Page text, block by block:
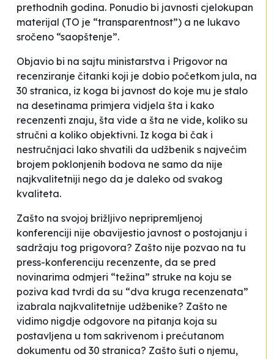
prethodnih godina. Ponudio bi javnosti cjelokupan
materijal (TO je “transparentnost”) a ne lukavo
sročeno “saopštenje”.
Objavio bi na sajtu ministarstva i Prigovor na
recenziranje čitanki koji je dobio početkom jula, na
30 stranica, iz koga bi javnost do koje mu je stalo
na desetinama primjera vidjela šta i kako
recenzenti znaju, šta vide a šta ne vide, koliko su
stručni a koliko objektivni. Iz koga bi čak i
nestručnjaci lako shvatili da udžbenik s najvećim
brojem poklonjenih bodova ne samo da nije
najkvalitetniji nego da je daleko od svakog
kvaliteta.
Zašto na svojoj brižljivo nepripremljenoj
konferenciji nije obavijestio javnost o postojanju i
sadržaju tog prigovora? Zašto nije pozvao na tu
press-konferenciju recenzente, da se pred
novinarima odmjeri “težina” struke na koju se
poziva kad tvrdi da su “dva kruga recenzenata”
izabrala najkvalitetnije udžbenike? Zašto ne
vidimo nigdje odgovore na pitanja koja su
postavljena u tom sakrivenom i prećutanom
dokumentu od 30 stranica? Zašto šuti o njemu,